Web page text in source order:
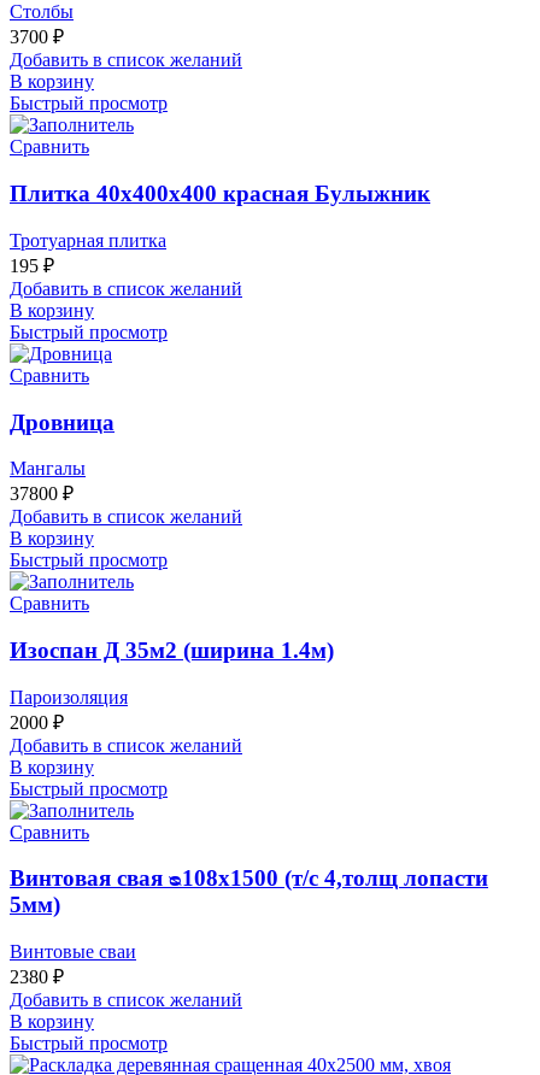
Столбы
3700 ₽
Добавить в список желаний
В корзину
Быстрый просмотр
Сравнить
Плитка 40х400х400 красная Булыжник
Тротуарная плитка
195 ₽
Добавить в список желаний
В корзину
Быстрый просмотр
Сравнить
Дровница
Мангалы
37800 ₽
Добавить в список желаний
В корзину
Быстрый просмотр
Сравнить
Изоспан Д 35м2 (ширина 1.4м)
Пароизоляция
2000 ₽
Добавить в список желаний
В корзину
Быстрый просмотр
Сравнить
Винтовая свая ᴓ108х1500 (т/с 4,толщ лопасти
5мм)
Винтовые сваи
2380 ₽
Добавить в список желаний
В корзину
Быстрый просмотр